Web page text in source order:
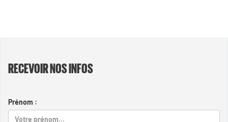
RECEVOIR NOS INFOS
Prénom :